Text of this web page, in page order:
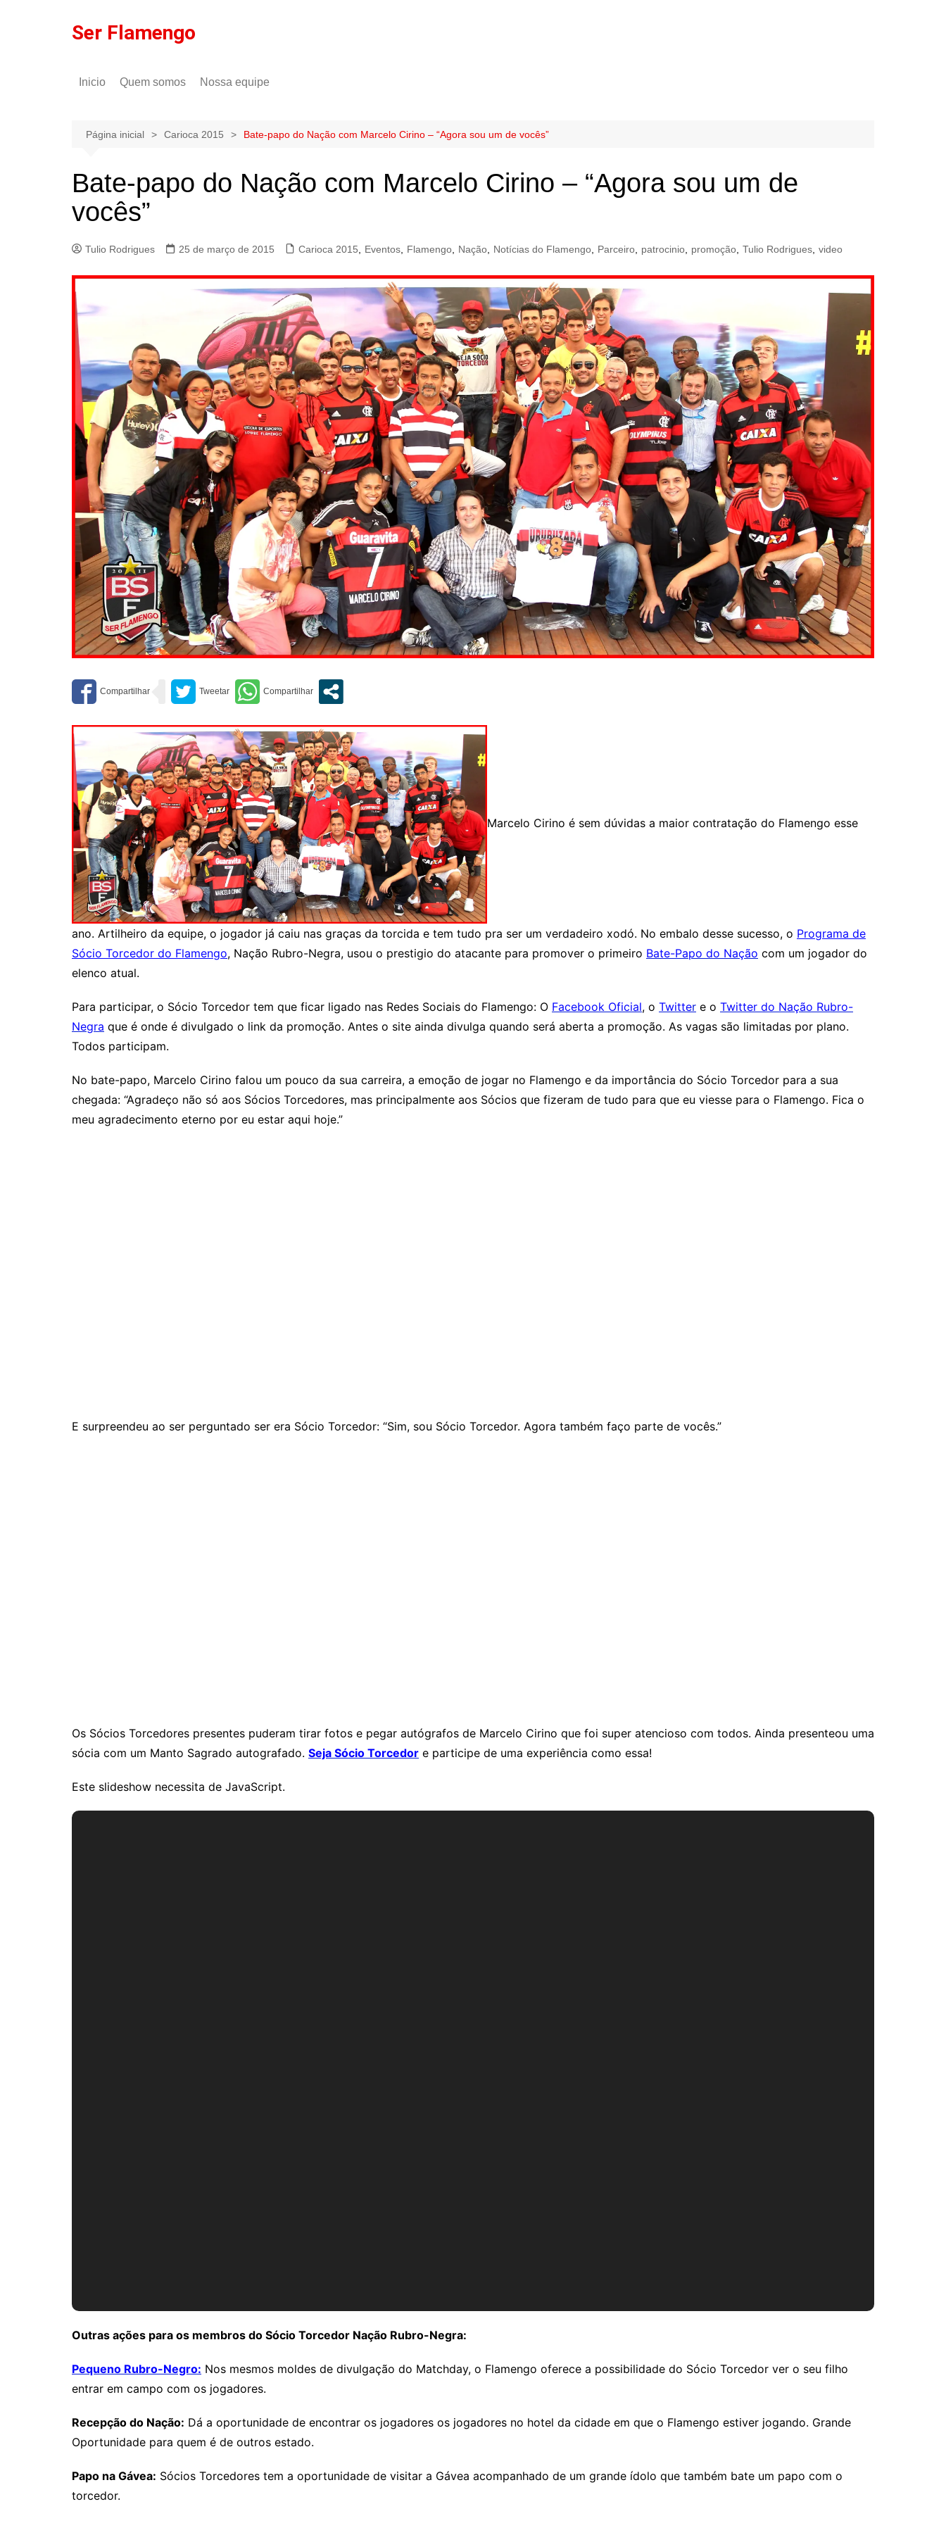
Ser Flamengo
Inicio Quem somos
Política de privacidade
Nossa equipe
Gilson Lima
Página inicial Carioca 2015 Bate-papo do Nação com Marcelo Cirino – “Agora sou um de vocês”
Bate-papo do Nação com Marcelo Cirino – “Agora sou um de
vocês”
Tulio Rodrigues 25 de março de 2015 Carioca 2015 Eventos Flamengo Nação Notícias do Flamengo Parceiro patrocinio promoção Tulio Rodrigues video
Marcelo Cirino é sem dúvidas a maior contratação do Flamengo esse
ano. Artilheiro da equipe, o jogador já caiu nas graças da torcida e tem tudo pra ser um verdadeiro xodó. No embalo desse sucesso, o Programa de
Sócio Torcedor do Flamengo, Nação Rubro-Negra, usou o prestigio do atacante para promover o primeiro Bate-Papo do Nação com um jogador do
elenco atual.
Para participar, o Sócio Torcedor tem que ficar ligado nas Redes Sociais do Flamengo: O Facebook Oficial, o Twitter e o Twitter do Nação Rubro-
Negra que é onde é divulgado o link da promoção. Antes o site ainda divulga quando será aberta a promoção. As vagas são limitadas por plano.
Todos participam.
No bate-papo, Marcelo Cirino falou um pouco da sua carreira, a emoção de jogar no Flamengo e da importância do Sócio Torcedor para a sua
chegada: “Agradeço não só aos Sócios Torcedores, mas principalmente aos Sócios que fizeram de tudo para que eu viesse para o Flamengo. Fica o
meu agradecimento eterno por eu estar aqui hoje.”
E surpreendeu ao ser perguntado ser era Sócio Torcedor: “Sim, sou Sócio Torcedor. Agora também faço parte de vocês.”
Os Sócios Torcedores presentes puderam tirar fotos e pegar autógrafos de Marcelo Cirino que foi super atencioso com todos. Ainda presenteou uma
sócia com um Manto Sagrado autografado. Seja Sócio Torcedor e participe de uma experiência como essa!
Este slideshow necessita de JavaScript.
Outras ações para os membros do Sócio Torcedor Nação Rubro-Negra:
Pequeno Rubro-Negro: Nos mesmos moldes de divulgação do Matchday, o Flamengo oferece a possibilidade do Sócio Torcedor ver o seu filho
entrar em campo com os jogadores.
Recepção do Nação: Dá a oportunidade de encontrar os jogadores os jogadores no hotel da cidade em que o Flamengo estiver jogando. Grande
Oportunidade para quem é de outros estado.
Papo na Gávea: Sócios Torcedores tem a oportunidade de visitar a Gávea acompanhado de um grande ídolo que também bate um papo com o
torcedor.